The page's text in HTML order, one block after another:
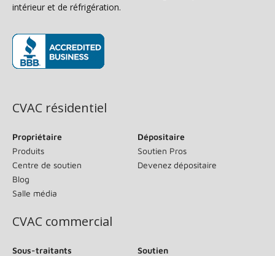
intérieur et de réfrigération.
CVAC résidentiel
Propriétaire
Produits
Centre de soutien
Blog
Salle média
Dépositaire
Soutien Pros
Devenez dépositaire
CVAC commercial
Sous-traitants
Soutien